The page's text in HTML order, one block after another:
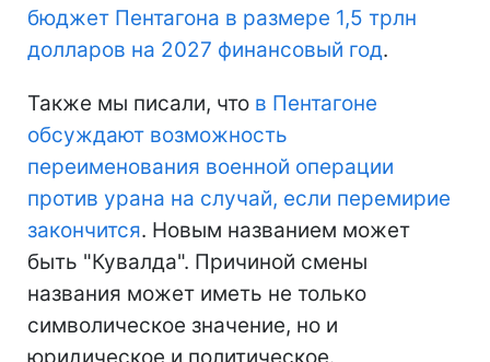
бюджет Пентагона в размере 1,5 трлн
долларов на 2027 финансовый год.
Также мы писали, что в Пентагоне
обсуждают возможность
переименования военной операции
против урана на случай, если перемирие
закончится. Новым названием может
быть "Кувалда". Причиной смены
названия может иметь не только
символическое значение, но и
юридическое и политическое.